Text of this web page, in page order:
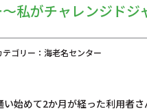
私がチャレンジドジ
ゴリー：海老名センター
始めて2か月が経った利用者